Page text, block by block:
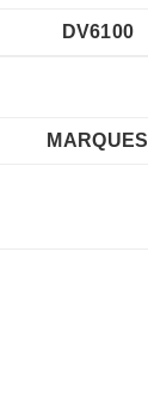
DV6100
MARQUES